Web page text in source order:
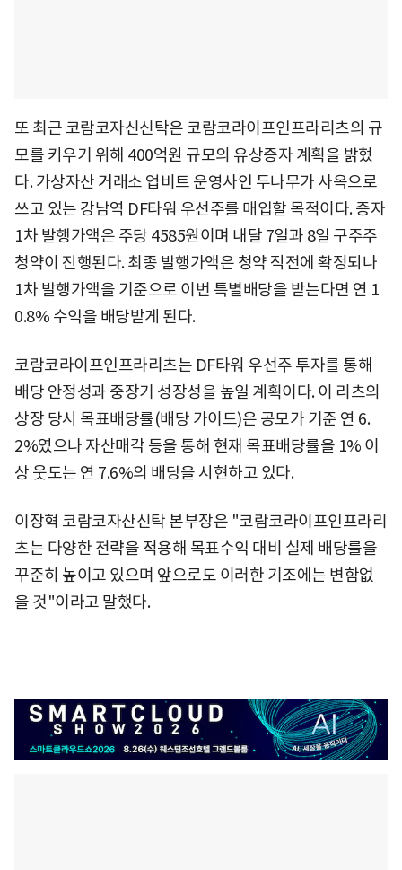
또 최근 코람코자신신탁은 코람코라이프인프라리츠의 규
모를 키우기 위해 400억원 규모의 유상증자 계획을 밝혔
다. 가상자산 거래소 업비트 운영사인 두나무가 사옥으로
쓰고 있는 강남역 DF타워 우선주를 매입할 목적이다. 증자
1차 발행가액은 주당 4585원이며 내달 7일과 8일 구주주
청약이 진행된다. 최종 발행가액은 청약 직전에 확정되나
1차 발행가액을 기준으로 이번 특별배당을 받는다면 연 1
0.8% 수익을 배당받게 된다.
코람코라이프인프라리츠는 DF타워 우선주 투자를 통해
배당 안정성과 중장기 성장성을 높일 계획이다. 이 리츠의
상장 당시 목표배당률(배당 가이드)은 공모가 기준 연 6.
2%였으나 자산매각 등을 통해 현재 목표배당률을 1% 이
상 웃도는 연 7.6%의 배당을 시현하고 있다.
이장혁 코람코자산신탁 본부장은 "코람코라이프인프라리
츠는 다양한 전략을 적용해 목표수익 대비 실제 배당률을
꾸준히 높이고 있으며 앞으로도 이러한 기조에는 변함없
을 것"이라고 말했다.